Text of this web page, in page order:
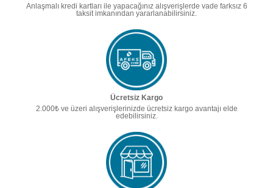
Anlaşmalı kredi kartları ile yapacağınız alışverişlerde vade farksız 6
taksit imkanından yararlanabilirsiniz.
Ücretsiz Kargo
2.000₺ ve üzeri alışverişlerinizde ücretsiz kargo avantajı elde
edebilirsiniz.